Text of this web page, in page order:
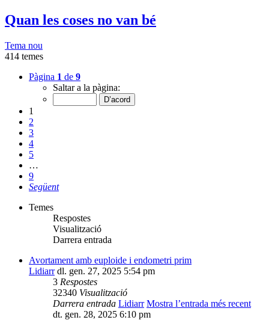
Quan les coses no van bé
Tema nou
414 temes
Pàgina 1 de 9
Saltar a la pàgina:
1
2
3
4
5
…
9
Següent
Temes
Respostes
Visualització
Darrera entrada
Avortament amb euploide i endometri prim
Lidiarr dl. gen. 27, 2025 5:54 pm
3 Respostes
32340 Visualització
Darrera entrada Lidiarr Mostra l’entrada més recent
dt. gen. 28, 2025 6:10 pm